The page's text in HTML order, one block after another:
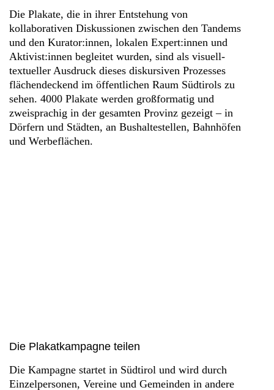
Die Plakate, die in ihrer Entstehung von
kollaborativen Diskussionen zwischen den Tandems
und den Kurator:innen, lokalen Expert:innen und
Aktivist:innen begleitet wurden, sind als visuell-
textueller Ausdruck dieses diskursiven Prozesses
flächendeckend im öffentlichen Raum Südtirols zu
sehen. 4000 Plakate werden großformatig und
zweisprachig in der gesamten Provinz gezeigt – in
Dörfern und Städten, an Bushaltestellen, Bahnhöfen
und Werbeflächen.
Die Plakatkampagne teilen
Die Kampagne startet in Südtirol und wird durch
Einzelpersonen, Vereine und Gemeinden in andere